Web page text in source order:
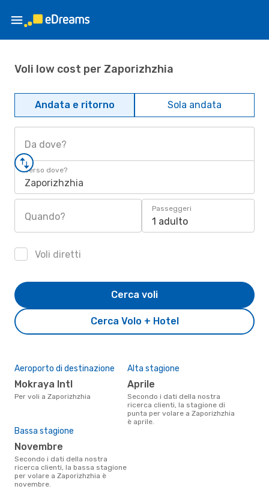
Voli low cost per Zaporizhzhia
Andata e ritorno Sola andata
Da dove?
Verso dove?
Zaporizhzhia
Quando?
Passeggeri
1 adulto
Voli diretti
Cerca Volo + Hotel
Cerca voli
Aeroporto di destinazione
Mokraya Intl
Per voli a Zaporizhzhia
Alta stagione
aprile
Secondo i dati della nostra
ricerca clienti, la stagione di
punta per volare a Zaporizhzhia
è aprile.
Bassa stagione
novembre
Secondo i dati della nostra
ricerca clienti, la bassa stagione
per volare a Zaporizhzhia è
novembre.